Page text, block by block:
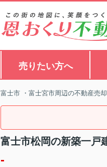
売りたい方へ
富士市 ・富士宮市周辺の不動産売
富士市松岡の新築一戸
-